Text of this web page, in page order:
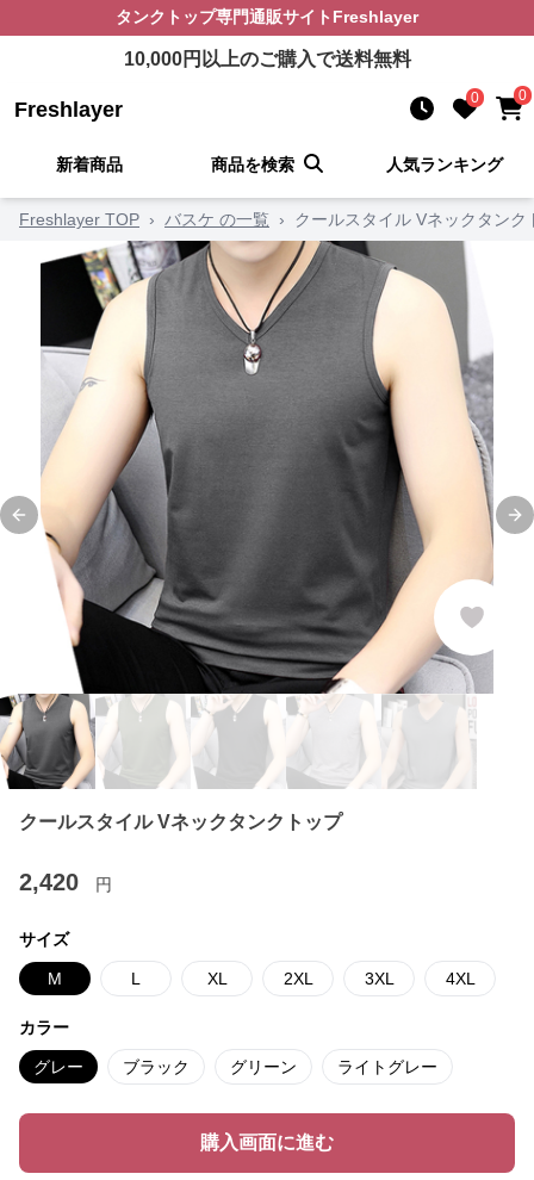
タンクトップ専門通販サイト Freshlayer
10,000円以上のご購入で送料無料
Freshlayer 0 0
新着商品 商品を検索 人気ランキング
Freshlayer TOP › バスケ の一覧 › クールスタイル Vネックタンク
Previous slide
クールスタイル Vネックタンクトップ
2,420 円
サイズ
M L XL 2XL 3XL 4XL
カラー
グレー ブラック グリーン ライトグレー
購入画面に進む